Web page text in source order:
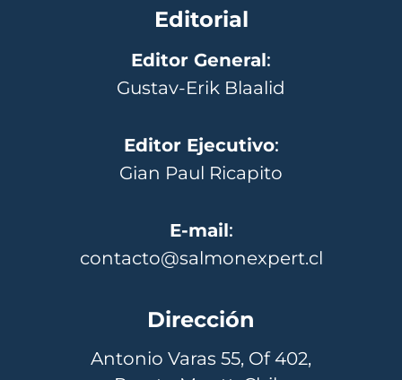
Editorial
Editor General:
Gustav-Erik Blaalid
Editor Ejecutivo:
Gian Paul Ricapito
E-mail:
contacto@salmonexpert.cl
Dirección
Antonio Varas 55, Of 402,